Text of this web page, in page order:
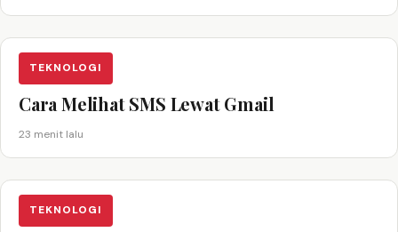
TEKNOLOGI
Cara Melihat SMS Lewat Gmail
23 menit lalu
TEKNOLOGI